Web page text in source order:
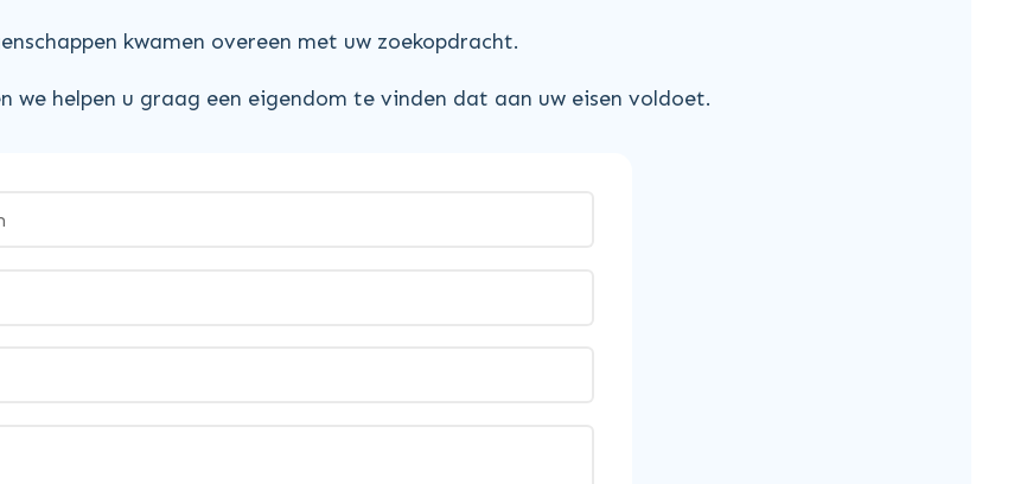
kwamen overeen met uw zoekopdracht.
we helpen u graag een eigendom te vinden dat aan uw eisen voldoet.